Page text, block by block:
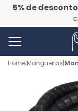
5% de
Home|Mangueiras|